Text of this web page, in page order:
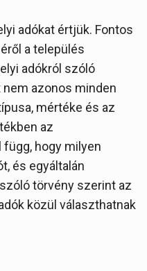
adókat értjük. Fontos
a település
adókról szóló
azonos minden
mértéke és az
az
hogy milyen
és egyáltalán
törvény szerint az
közül választhatnak